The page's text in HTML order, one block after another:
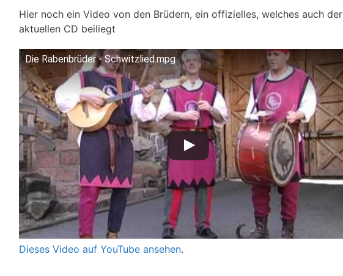
Hier noch ein Video von den Brüdern, ein offizielles, welches auch der
aktuellen CD beiliegt
Die Rabenbrüder - Schwitzlied.mpg
Dieses Video auf YouTube ansehen.